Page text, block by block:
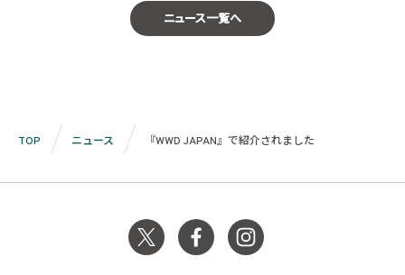
ニュース一覧へ
TOP ニュース 『WWD JAPAN』で紹介されました